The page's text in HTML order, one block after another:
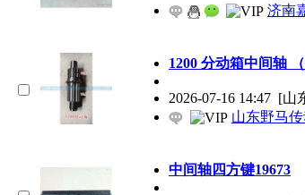
济南
1200 分动箱中间轴
2026-07-16 14:47 [山
山东野马
中间轴四方键19673